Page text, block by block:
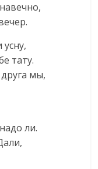
тату.
мы,
ли.